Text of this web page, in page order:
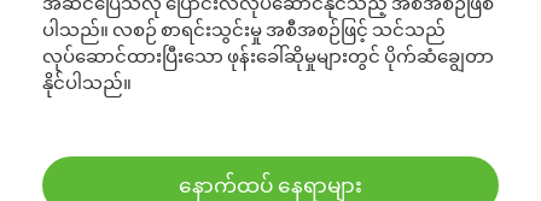
ပါသည်။ လစဉ် စာရင်းသွင်းမှု အစီအစဉ်ဖြင့် သင်သည်
လုပ်ဆောင်ထားပြီးသော ဖုန်းခေါ်ဆိုမှုများတွင် ပိုက်ဆံချွေတာ
နိုင်ပါသည်။
နောက်ထပ် နေရာများ